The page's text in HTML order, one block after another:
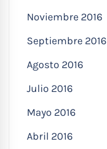
Noviembre 2016
Septiembre 2016
Agosto 2016
Julio 2016
Mayo 2016
Abril 2016